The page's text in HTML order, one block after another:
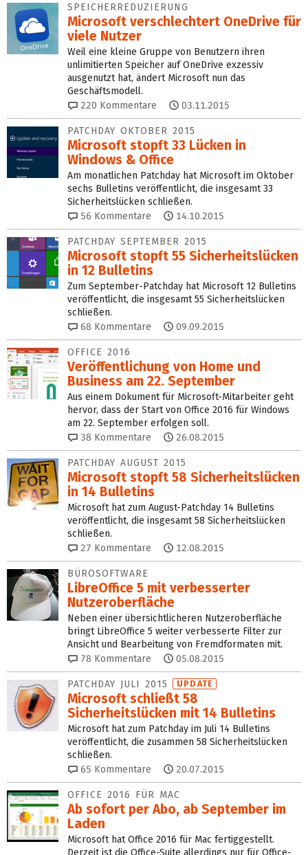
SPEICHERREDUZIERUNG
Microsoft verschlechtert OneDrive für
viele Nutzer
Weil eine kleine Gruppe von Benutzern ihren
unlimitierten Speicher auf OneDrive exzessiv
ausgenutzt hat, ändert Microsoft nun das
Geschäftsmodell.
220 Kommentare 03.11.2015
PATCHDAY OKTOBER 2015
Microsoft stopft 33 Lücken in
Windows & Office
Am monatlichen Patchday hat Microsoft im Oktober
sechs Bulletins veröffentlicht, die insgesamt 33
Sicherheitslücken schließen.
56 Kommentare 14.10.2015
PATCHDAY SEPTEMBER 2015
Microsoft stopft 55 Sicherheitslücken
in 12 Bulletins
Zum September-Patchday hat Microsoft 12 Bulletins
veröffentlicht, die insgesamt 55 Sicherheitslücken
schließen.
68 Kommentare 09.09.2015
OFFICE 2016
Veröffentlichung von Home und
Business am 22. September
Aus einem Dokument für Microsoft-Mitarbeiter geht
hervor, dass der Start von Office 2016 für Windows
am 22. September erfolgen soll.
38 Kommentare 26.08.2015
PATCHDAY AUGUST 2015
Microsoft stopft 58 Sicherheitslücken
in 14 Bulletins
Microsoft hat zum August-Patchday 14 Bulletins
veröffentlicht, die insgesamt 58 Sicherheitslücken
schließen.
27 Kommentare 12.08.2015
BÜROSOFTWARE
LibreOffice 5 mit verbesserter
Nutzeroberfläche
Neben einer übersichtlicheren Nutzeroberfläche
bringt LibreOffice 5 weiter verbesserte Filter zur
Ansicht und Bearbeitung von Fremdformaten mit.
78 Kommentare 05.08.2015
PATCHDAY JULI 2015 UPDATE
Microsoft schließt 58
Sicherheitslücken mit 14 Bulletins
Microsoft hat zum Patchday im Juli 14 Bulletins
veröffentlicht, die zusammen 58 Sicherheitslücken
schließen.
65 Kommentare 20.07.2015
OFFICE 2016 FÜR MAC
Ab sofort per Abo, ab September im
Laden
Microsoft hat Office 2016 für Mac fertiggestellt.
Derzeit ist die Office-Suite allerdings nur für Office-